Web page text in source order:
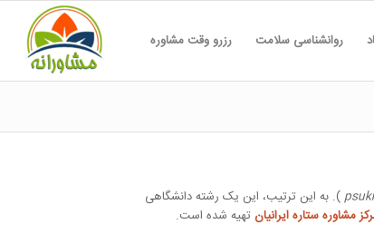
روانشناسی سلامت رزرو وقت مشاوره
). به این ترتیب، این یک رشته دانشگاهی
مشاوره ستاره ایرانیان تهیه شده است.